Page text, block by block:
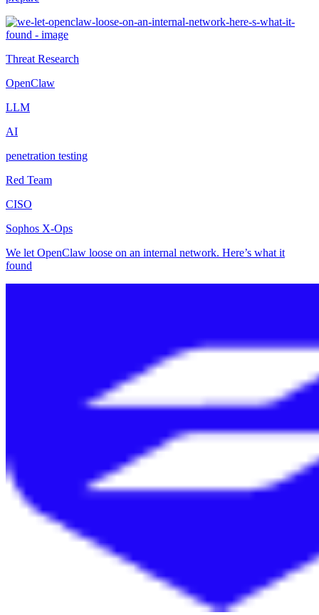
Threat Research
OpenClaw
LLM
AI
penetration testing
Red Team
CISO
Sophos X-Ops
We let OpenClaw loose on an internal network. Here’s what it
found